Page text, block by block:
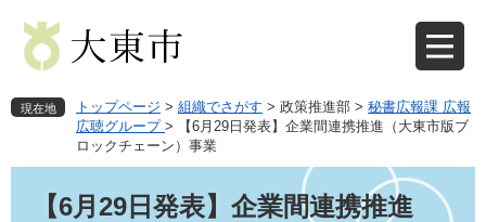
先
す
を
し
現在地 トップページ > 組織でさがす > 政策推進部 > 秘書広報課 広報
広聴グループ >
【6月29日発表】企業間連携推進（大東市版ブ
ロックチェーン）事業
【6月29日発表】企業間連携推進